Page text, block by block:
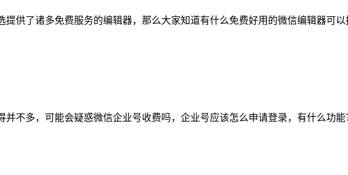
供了诸多免费服务的编辑器，那么大家知道有什么免费好用的微信编辑器可
不多，可能会疑惑微信企业号收费吗，企业号应该怎么申请登录，有什么功